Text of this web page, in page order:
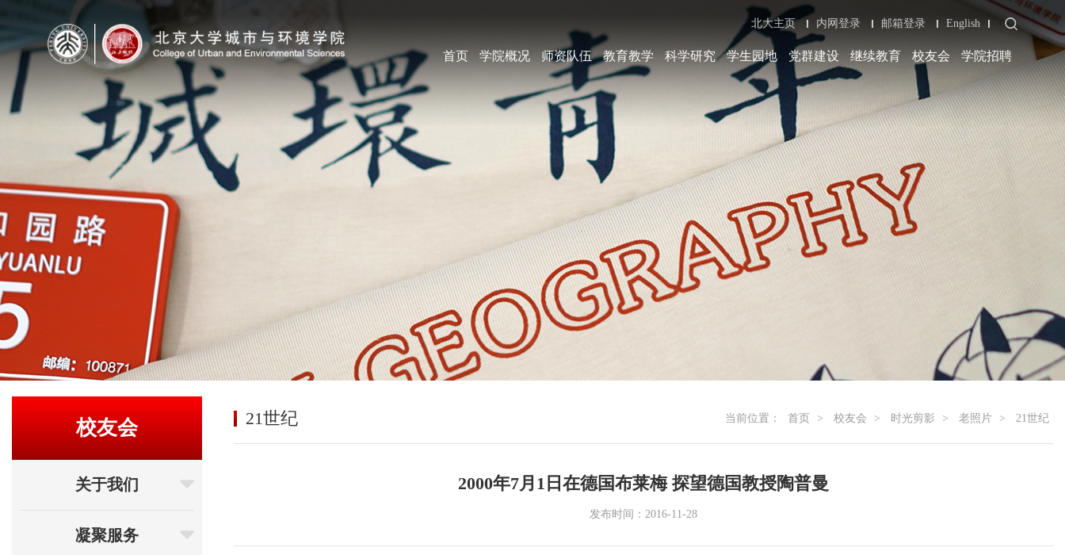
北大主页 内网登录 邮箱登录 English
首页 学院概况 师资队伍 教育教学 科学研究 学生园地 党群建设 继续教育 校友会 学院招聘
校友会
关于我们
凝聚服务
21世纪 当前位置： 首页 > 校友会 > 时光剪影 > 老照片 > 21世纪
2000年7月1日在德国布莱梅 探望德国教授陶普曼
发布时间：2016-11-28